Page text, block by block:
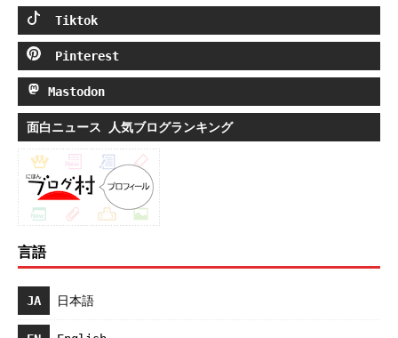
Tiktok
Pinterest
Mastodon
面白ニュース 人気ブログランキング
言語
JA 日本語